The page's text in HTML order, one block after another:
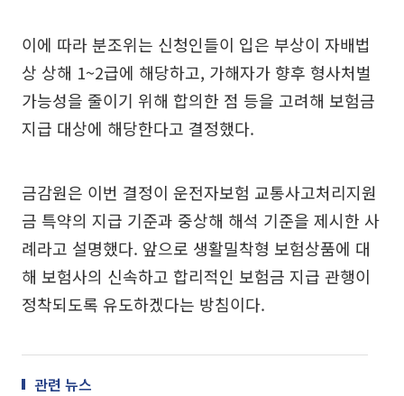
이에 따라 분조위는 신청인들이 입은 부상이 자배법
상 상해 1~2급에 해당하고, 가해자가 향후 형사처벌
가능성을 줄이기 위해 합의한 점 등을 고려해 보험금
지급 대상에 해당한다고 결정했다.
금감원은 이번 결정이 운전자보험 교통사고처리지원
금 특약의 지급 기준과 중상해 해석 기준을 제시한 사
례라고 설명했다. 앞으로 생활밀착형 보험상품에 대
해 보험사의 신속하고 합리적인 보험금 지급 관행이
정착되도록 유도하겠다는 방침이다.
관련 뉴스